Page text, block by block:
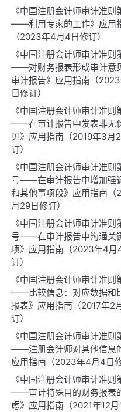
《中国注册会计师审计准则
——利用专家的工作》应用
（2023年4月4日修订）
《中国注册会计师审计准则
——对财务报表形成审计意
审计报告》应用指南（
日修订）
《中国注册会计师审计准则
——在审计报告中发表非无
见》应用指南（2019年3月
订）
《中国注册会计师审计准则
号——在审计报告中增加强
和其他事项段》应用指南（
月29日修订）
《中国注册会计师审计准则
号——在审计报告中沟通关
项》应用指南（2023年4月
订）
《中国注册会计师审计准则
——比较信息：对应数据和
报表》应用指南（2017年2
订）
《中国注册会计师审计准则
——注册会计师对其他信息
应用指南（2023年4月4日修
《中国注册会计师审计准则
——审计特殊目的财务报表
虑》应用指南（2021年12